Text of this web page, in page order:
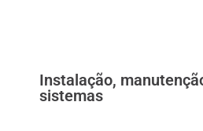
Instalação,
sistemas